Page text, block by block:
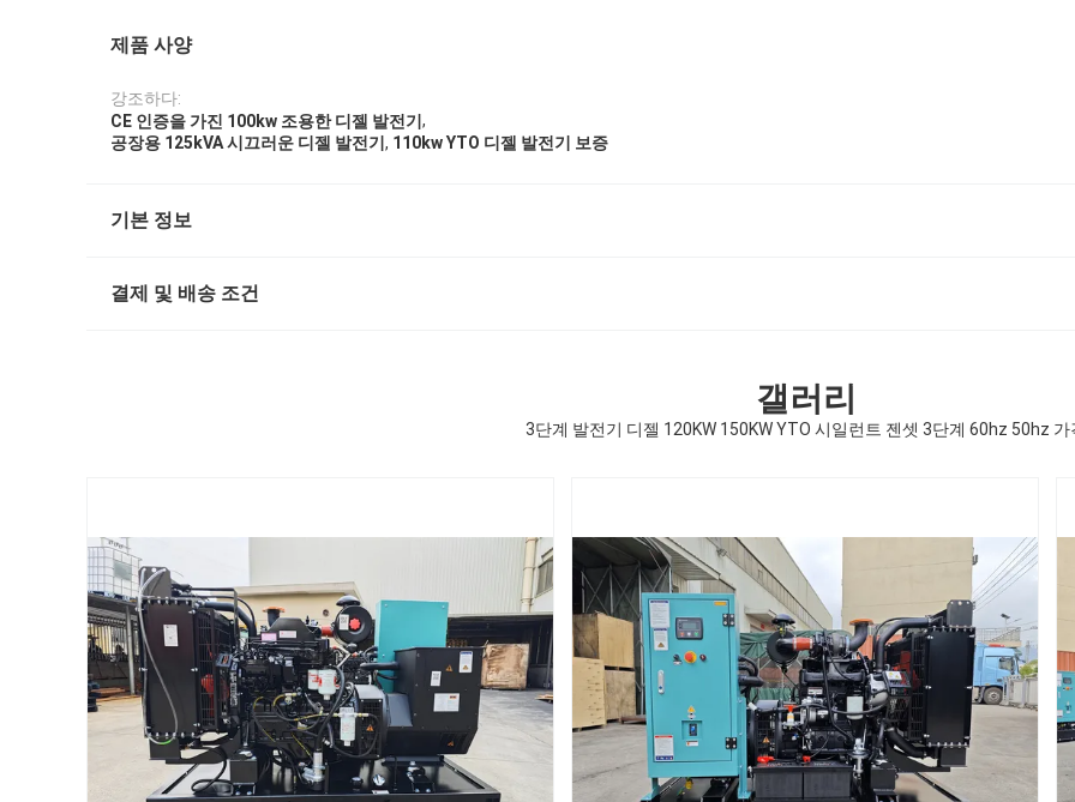
제품 사양
강조하다:
CE 인증을 가진 100kw 조용한 디젤 발전기,
공장용 125kVA 시끄러운 디젤 발전기 , 110kw YTO 디젤 발전기 보증
기본 정보
결제 및 배송 조건
갤러리
3단계 발전기 디젤 120KW 150KW YTO 시일런트 젠셋 3단계 60hz 50hz 가